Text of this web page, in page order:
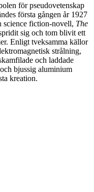
för pseudovetenskap
första gången år 1927
science fiction-novell, The
sig och tom blivit ett
Enligt tveksamma källor
strålning,
och laddade
bjussig aluminium
kreation.